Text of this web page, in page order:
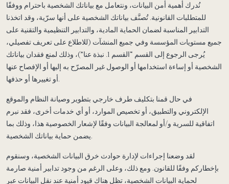
نُدرك أهمية أمن البيانات، ونتعامل مع بياناتك الشخصية باحترام ووفقًا
للمتطلبات القانونية. تُصنَّف بياناتك الشخصية على أنها سرّية، وقد اتخذنا
التدابير المناسبة لضمان الحماية المادية، والتدابير التنظيمية والتقنية على
جميع مستويات المؤسسة وفي جميع المنشآت (للاطلاع على تعريف تفصيلي،
يُرجى الرجوع إلى القسم “القسم 1. نبذة عنا”)، وذلك لمنع فقدان بياناتك
الشخصية أو إساءة استخدامها أو الوصول غير المصرّح به إليها أو الإفصاح عنها
أو تغييرها أو حذفها.
في حال قمنا بتكليف طرف خارجي بتطوير وصيانة النظام والموقع
الإلكتروني والتطبيق، أو تخصيص الموارد، أو أي خدمات أخرى، فقد نبرم
اتفاقية للسرية و/أو لمعالجة البيانات وفقًا لإشعار الخصوصية هذا، وذلك بما
يضمن حماية بياناتك الشخصية.
لقد وضعنا إجراءات لإدارة حوادث خرق البيانات الشخصية، وسنقوم
بإخطاركم وفقًا للقانون. ومع ذلك، وعلى الرغم من وجود تدابير أمنية صارمة
لحماية البيانات الشخصية، تظل هناك قيود أمنية عند نقل البيانات عبر